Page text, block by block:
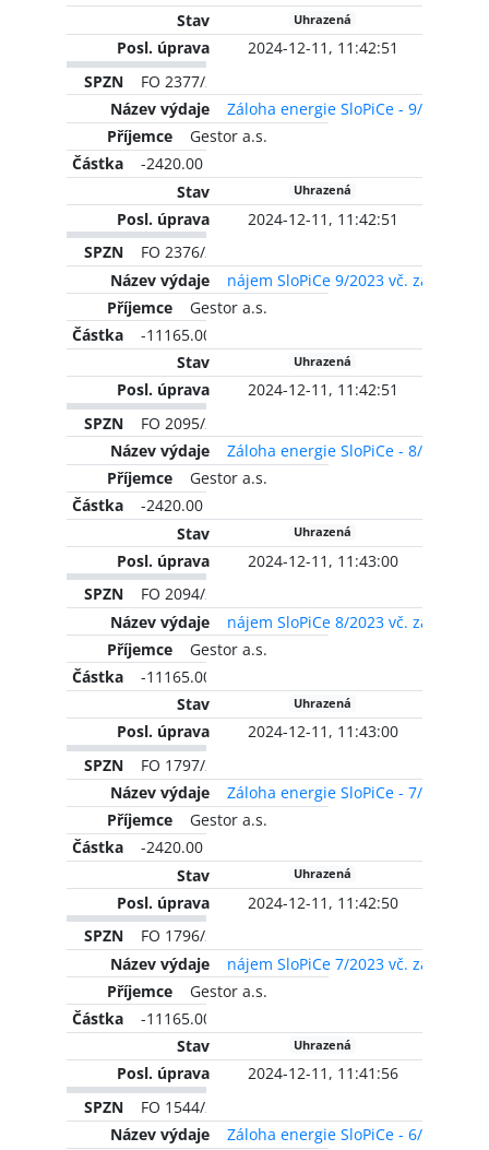
Uhrazená
2024-12-11, 11:42:51
FO 2377/2023
Záloha energie SloPiCe - 9/2022
Gestor a.s.
-2420.00 CZK
Uhrazená
2024-12-11, 11:42:51
FO 2376/2023
nájem SloPiCe 9/2023 vč. zálohy na
Gestor a.s.
-11165.00 CZK
Uhrazená
2024-12-11, 11:42:51
FO 2095/2023
Záloha energie SloPiCe - 8/2022
Gestor a.s.
-2420.00 CZK
Uhrazená
2024-12-11, 11:43:00
FO 2094/2023
nájem SloPiCe 8/2023 vč. zálohy na
Gestor a.s.
-11165.00 CZK
Uhrazená
2024-12-11, 11:43:00
FO 1797/2023
Záloha energie SloPiCe - 7/2022
Gestor a.s.
-2420.00 CZK
Uhrazená
2024-12-11, 11:42:50
FO 1796/2023
nájem SloPiCe 7/2023 vč. zálohy na
Gestor a.s.
-11165.00 CZK
Uhrazená
2024-12-11, 11:41:56
FO 1544/2023
Záloha energie SloPiCe - 6/2022